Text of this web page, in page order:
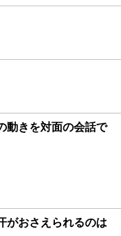
動きを対面の会話で
がおさえられるのは